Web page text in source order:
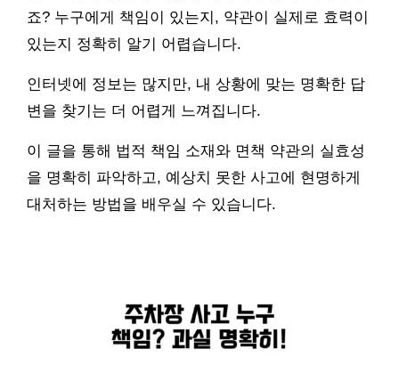
죠? 누구에게 책임이 있는지, 약관이 실제로 효력이
있는지 정확히 알기 어렵습니다.
인터넷에 정보는 많지만, 내 상황에 맞는 명확한 답
변을 찾기는 더 어렵게 느껴집니다.
이 글을 통해 법적 책임 소재와 면책 약관의 실효성
을 명확히 파악하고, 예상치 못한 사고에 현명하게
대처하는 방법을 배우실 수 있습니다.